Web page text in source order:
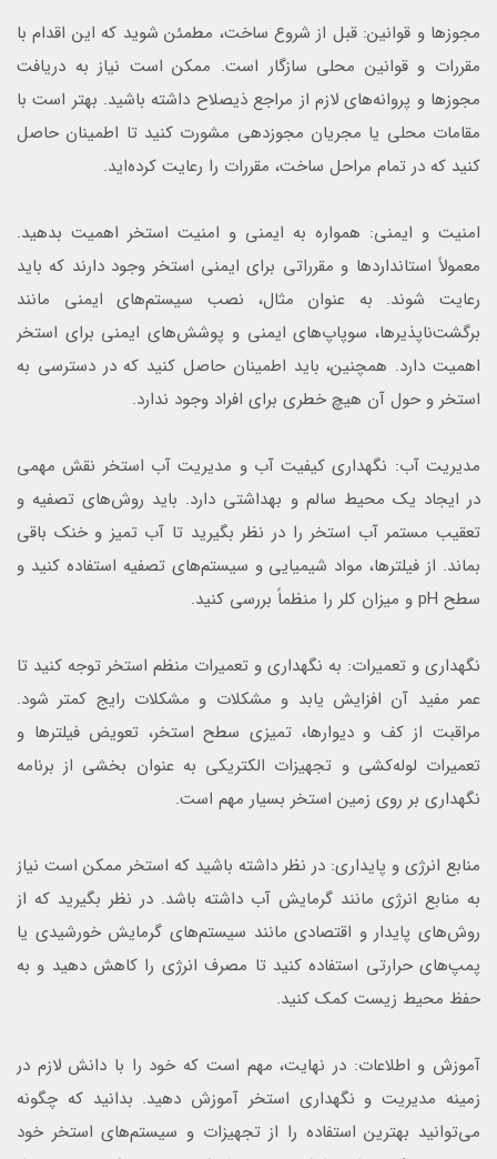
مجوزها و قوانین: قبل از شروع ساخت، مطمئن شوید که این اقدام با
مقررات و قوانین محلی سازگار است. ممکن است نیاز به دریافت
مجوزها و پروانه‌های لازم از مراجع ذیصلاح داشته باشید. بهتر است با
مقامات محلی یا مجریان مجوزدهی مشورت کنید تا اطمینان حاصل
کنید که در تمام مراحل ساخت، مقررات را رعایت کرده‌اید.
امنیت و ایمنی: همواره به ایمنی و امنیت استخر اهمیت بدهید.
معمولاً استانداردها و مقرراتی برای ایمنی استخر وجود دارند که باید
رعایت شوند. به عنوان مثال، نصب سیستم‌های ایمنی مانند
برگشت‌ناپذیرها، سوپاپ‌های ایمنی و پوشش‌های ایمنی برای استخر
اهمیت دارد. همچنین، باید اطمینان حاصل کنید که در دسترسی به
استخر و حول آن هیچ خطری برای افراد وجود ندارد.
مدیریت آب: نگهداری کیفیت آب و مدیریت آب استخر نقش مهمی
در ایجاد یک محیط سالم و بهداشتی دارد. باید روش‌های تصفیه و
تعقیب مستمر آب استخر را در نظر بگیرید تا آب تمیز و خنک باقی
بماند. از فیلترها، مواد شیمیایی و سیستم‌های تصفیه استفاده کنید و
سطح pH و میزان کلر را منظماً بررسی کنید.
نگهداری و تعمیرات: به نگهداری و تعمیرات منظم استخر توجه کنید تا
عمر مفید آن افزایش یابد و مشکلات و مشکلات رایج کمتر شود.
مراقبت از کف و دیوارها، تمیزی سطح استخر، تعویض فیلترها و
تعمیرات لوله‌کشی و تجهیزات الکتریکی به عنوان بخشی از برنامه
نگهداری بر روی زمین استخر بسیار مهم است.
منابع انرژی و پایداری: در نظر داشته باشید که استخر ممکن است نیاز
به منابع انرژی مانند گرمایش آب داشته باشد. در نظر بگیرید که از
روش‌های پایدار و اقتصادی مانند سیستم‌های گرمایش خورشیدی یا
پمپ‌های حرارتی استفاده کنید تا مصرف انرژی را کاهش دهید و به
حفظ محیط زیست کمک کنید.
آموزش و اطلاعات: در نهایت، مهم است که خود را با دانش لازم در
زمینه مدیریت و نگهداری استخر آموزش دهید. بدانید که چگونه
می‌توانید بهترین استفاده را از تجهیزات و سیستم‌های استخر خود